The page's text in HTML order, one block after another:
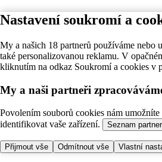
Nastavení soukromí a
My a našich 18 partnerů používáme nebo
také personalizovanou reklamu. V
kliknutím na odkaz Soukromí a cookies v
My a naši partneři
Povolením souborů cookies nám
identifikovat vaše zařízení.
Seznam
Přijmout vše Odmítnout vše Vlastní